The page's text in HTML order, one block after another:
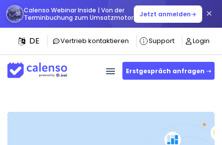
Calenso Webinar Inside | Von der
Terminbuchung zum Umsatzmotor
Jetzt anmelden→ ×
DE Vertrieb kontaktieren Support Login
Erstgespräch anfragen ➝